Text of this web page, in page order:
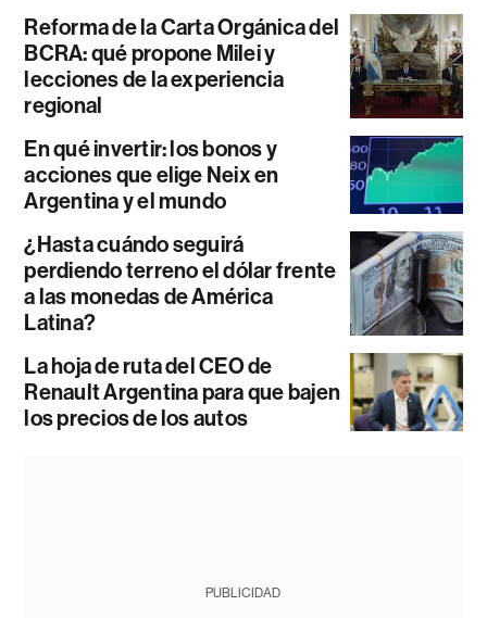
Reforma de la Carta Orgánica del
BCRA: qué propone Milei y
lecciones de la experiencia
regional
En qué invertir: los bonos y
acciones que elige Neix en
Argentina y el mundo
¿Hasta cuándo seguirá
perdiendo terreno el dólar frente
a las monedas de América
Latina?
La hoja de ruta del CEO de
Renault Argentina para que bajen
los precios de los autos
PUBLICIDAD